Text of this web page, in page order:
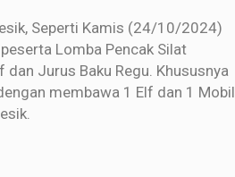
Seperti Kamis (24/10/2024)
Lomba Pencak Silat
Jurus Baku Regu. Khususnya
membawa 1 Elf dan 1 Mobil